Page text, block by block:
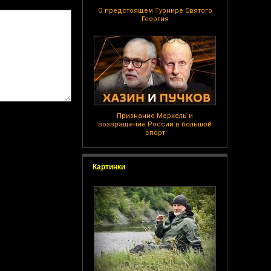
О предстоящем Турнире Святого
Георгия
Признание Меркель и
возвращение России в большой
спорт
Картинки